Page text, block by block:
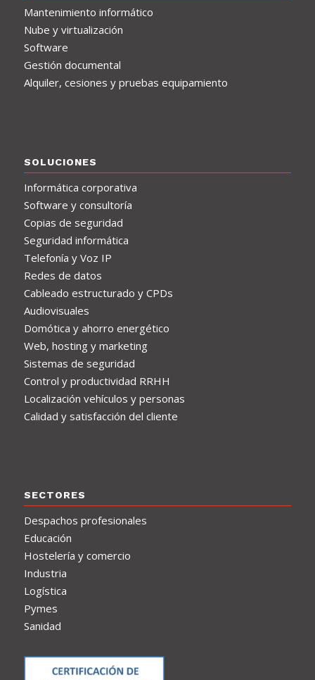
Mantenimiento informático
Nube y virtualización
Software
Gestión documental
Alquiler, cesiones y pruebas equipamiento
SOLUCIONES
Informática corporativa
Software y consultoría
Copias de seguridad
Seguridad informática
Telefonía y Voz IP
Redes de datos
Cableado estructurado y CPDs
Audiovisuales
Domótica y ahorro energético
Web, hosting y marketing
Sistemas de seguridad
Control y productividad RRHH
Localización vehículos y personas
Calidad y satisfacción del cliente
SECTORES
Despachos profesionales
Educación
Hostelería y comercio
Industria
Logística
Pymes
Sanidad